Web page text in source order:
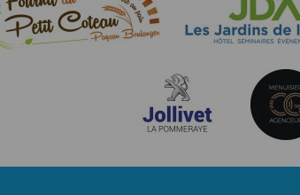
camera permissions if the user is interested in
information from your contacts.
made within the app, so no information about your